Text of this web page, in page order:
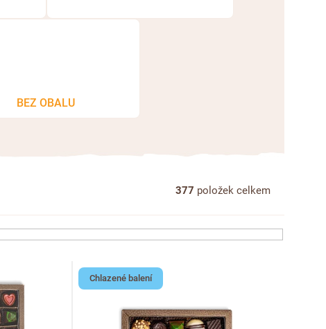
BEZ OBALU
377 položek celkem
Chlazené balení